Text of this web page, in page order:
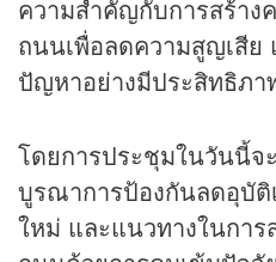
ความสำคัญกับการสร้าง
ถนนเพื่อลดความสูญเสีย
ปัญหาอย่างมีประสิทธิภา
โดยการประชุมในวันนี้
บูรณาการป้องกันลดอุบัติ
ใหม่ และแนวทางในกา